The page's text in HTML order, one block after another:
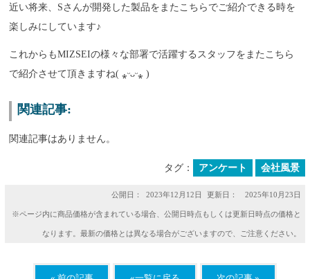
近い将来、Sさんが開発した製品をまたこちらでご紹介できる時を
楽しみにしています♪
これからもMIZSEIの様々な部署で活躍するスタッフをまたこちら
で紹介させて頂きますね( ⁎ᵕᴗᵕ⁎ )
関連記事:
関連記事はありません。
タグ： アンケート 会社風景
公開日： 2023年12月12日 更新日： 2025年10月23日
※ページ内に商品価格が含まれている場合、公開日時点もしくは更新日時点の価格と
なります。最新の価格とは異なる場合がございますので、ご注意ください。